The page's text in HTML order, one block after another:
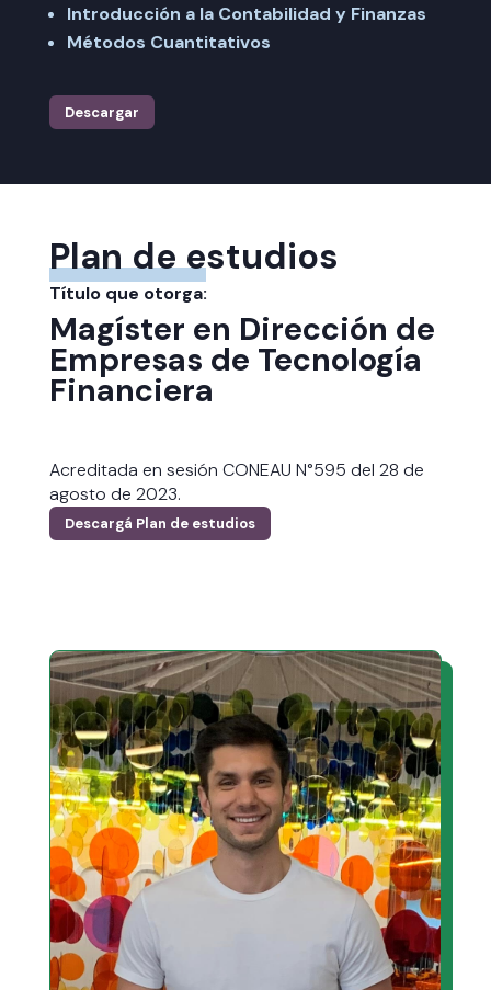
Introducción a la Contabilidad y Finanzas
Métodos Cuantitativos
Descargar
Plan de estudios
Título que otorga:
Magíster en Dirección de
Empresas de Tecnología
Financiera
Acreditada en sesión CONEAU N°595 del 28 de
agosto de 2023.
Descargá Plan de estudios